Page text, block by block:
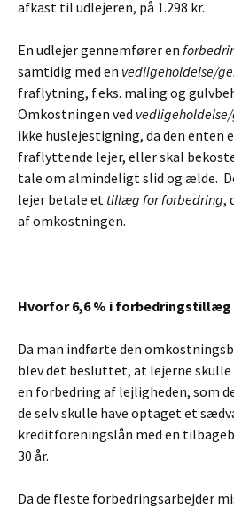
afkast til udlejeren, på 1.298 kr.
En udlejer gennemfører en
samtidig med en vedligeholdelse/
fraflytning, f.eks. maling og
Omkostningen ved
ikke huslejestigning, da den enten
fraflyttende lejer, eller skal
tale om almindeligt slid og ælde.
lejer betale et tillæg for forbedring,
af omkostningen.
Hvorfor 6,6 % i forbedringstillæg
Da man indførte den
blev det besluttet, at lejerne
en forbedring af lejligheden, som
de selv skulle have optaget et
kreditforeningslån med en
30 år.
Da de fleste forbedringsarbejder